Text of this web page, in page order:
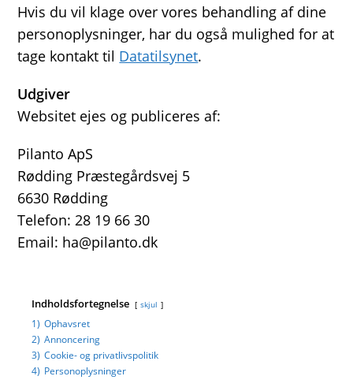
Hvis du vil klage over vores behandling af dine
personoplysninger, har du også mulighed for at
tage kontakt til Datatilsynet.
Udgiver
Websitet ejes og publiceres af:
Pilanto ApS
Rødding Præstegårdsvej 5
6630 Rødding
Telefon: 28 19 66 30
Email: ha@pilanto.dk
Indholdsfortegnelse skjul
1) Ophavsret
2) Annoncering
3) Cookie- og privatlivspolitik
4) Personoplysninger